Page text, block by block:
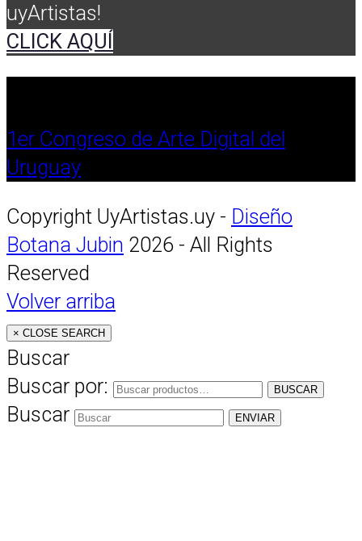
uyArtistas!
CLICK AQUÍ
1er Congreso de Arte Digital del
Uruguay
Copyright UyArtistas.uy - Diseño
Botana Jubin 2026 - All Rights
Reserved
Volver arriba
× CLOSE SEARCH
Buscar
Buscar por:
BUSCAR
Buscar ENVIAR